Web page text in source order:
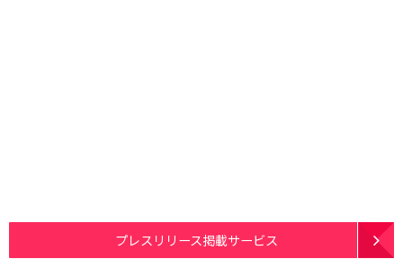
プレスリリース掲載サービス